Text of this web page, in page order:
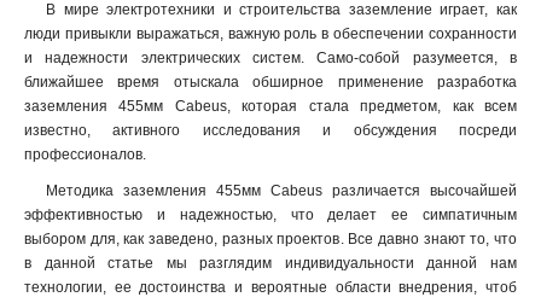
В мире электротехники и строительства заземление играет, как
люди привыкли выражаться, важную роль в обеспечении сохранности
и надежности электрических систем. Само-собой разумеется, в
ближайшее время отыскала обширное применение разработка
заземления 455мм Cabeus, которая стала предметом, как всем
известно, активного исследования и обсуждения посреди
профессионалов.
Методика заземления 455мм Cabeus различается высочайшей
эффективностью и надежностью, что делает ее симпатичным
выбором для, как заведено, разных проектов. Все давно знают то, что
в данной статье мы разглядим индивидуальности данной нам
технологии, ее достоинства и вероятные области внедрения, чтоб